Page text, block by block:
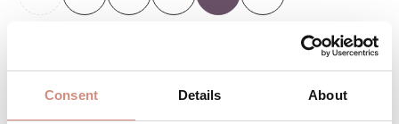
Consent Details About
dir!